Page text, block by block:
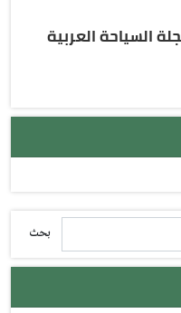
السياحة العربية
بحث